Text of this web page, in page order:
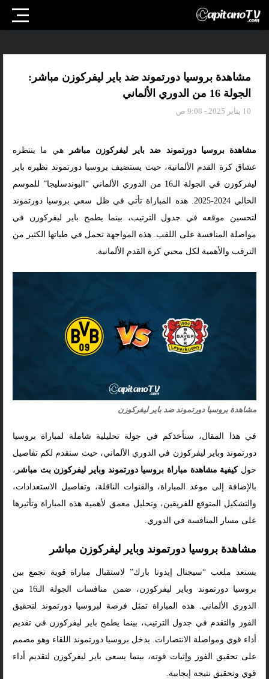
مشاهدة بروسيا دورتموند ضد باير ليفركوزن مباشر:
الجولة 16 من الدوري الألماني
10 يناير 2025 - 9:08 ص
مشاهدة بروسيا دورتموند ضد باير ليفركوزن مباشر
هي ما ينتظره
عشاق كرة القدم الألمانية، حيث يستضيف بروسيا دورتموند نظيره باير
ليفركوزن في الجولة الـ16 من الدوري الألماني “البوندسليجا” للموسم
الحالي 2024-2025. هذه المباراة تأتي في ظل سعي بروسيا دورتموند
لتحسين موقعه في جدول الترتيب، بينما يطمح باير ليفركوزن في
مواصلة المنافسة على اللقب. هذه المواجهة تحمل في طياتها الكثير من
الترقب والأهمية لكل محبي كرة القدم الألمانية.
مشاهدة بروسيا دورتموند ضد باير ليفركوزن
في هذا المقال، سنأخذكم في جولة تحليلية شاملة لمباراة بروسيا
دورتموند وباير ليفركوزن في الدوري الألماني، حيث سنقدم لكم تفاصيل
حولكيفية مشاهدة مباراة بروسيا دورتموند وباير ليفركوزن بث مباشر ،
بالإضافة إلى موعد المباراة، والقنوات الناقلة، وتفاصيل الاستعدادات،
والتشكيل المتوقع للفريقين، وتحليل معمق لأهمية هذه المباراة وتأثيرها
على مسار المنافسة في الدوري.
مشاهدة بروسيا دورتموند وباير ليفركوزن مباشر
يستعد ملعب “سيجنال إيدونا بارك” لاستقبال مباراة قوية تجمع بين
بروسيا دورتموند وباير ليفركوزن، ضمن منافسات الجولة الـ16 من
الدوري الألماني. هذه المباراة تمثل فرصة لبروسيا دورتموند لتحقيق
الفوز والتقدم في جدول الترتيب، بينما يطمح باير ليفركوزن في تقديم
أداء قوي ومواصلة الانتصارات. يدخل بروسيا دورتموند اللقاء وهو مصمم
على تحقيق الفوز وإثبات قوته، بينما يسعى باير ليفركوزن لتقديم أداء
قوي وتحقيق نتيجة إيجابية.